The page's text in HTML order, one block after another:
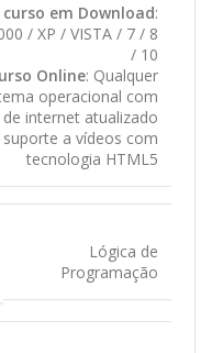
curso em Download:
/ XP / VISTA / 7 / 8
/ 10
Online: Qualquer
operacional com
internet atualizado
a vídeos com
tecnologia HTML5
Lógica de
Programação